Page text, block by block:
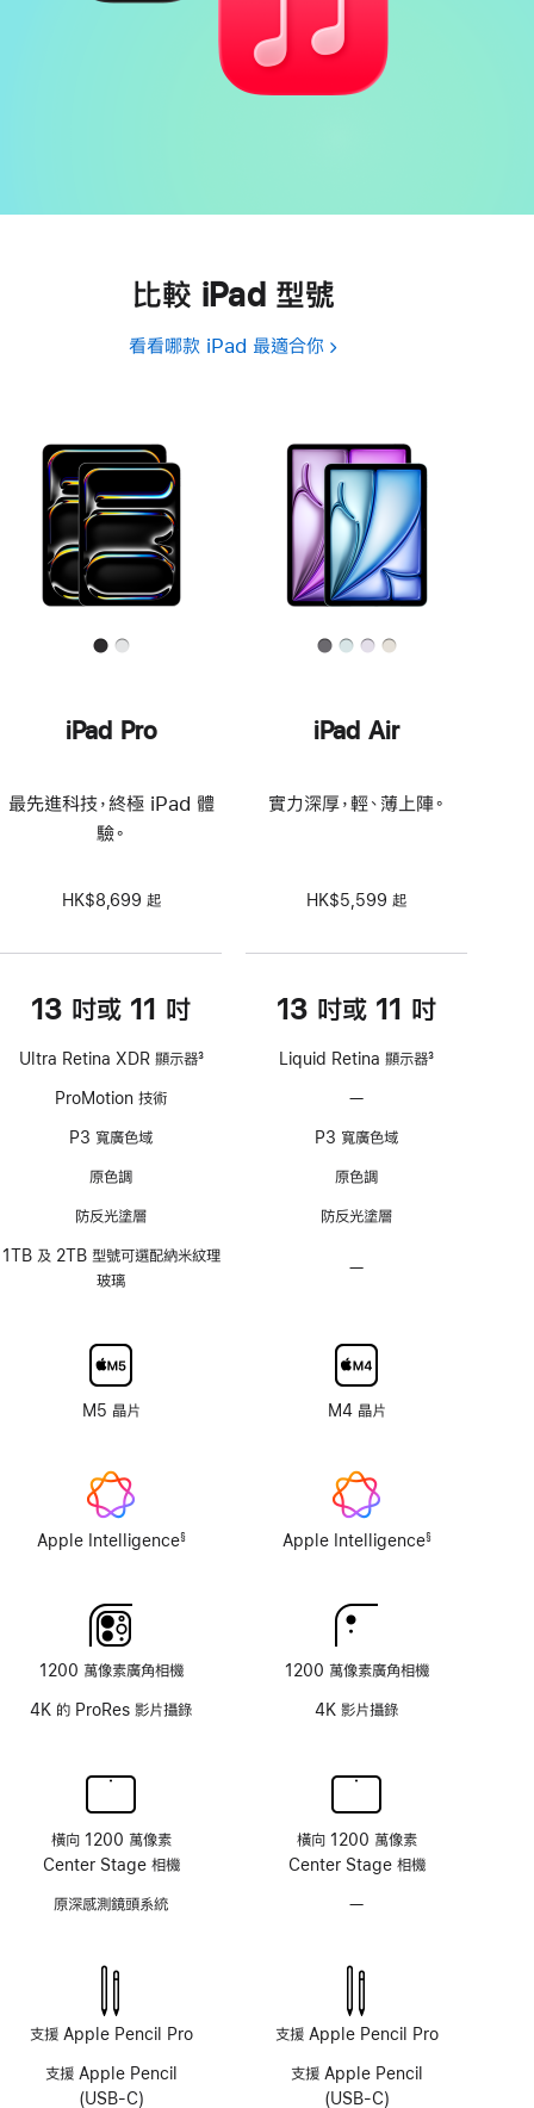
比較 iPad 型號
看看哪款 iPad 最適合你
iPad Pro
最先進科技，終極 iPad 體
驗。
HK$8,699 起
13 吋或 11 吋
Ultra Retina XDR 顯示器3
ProMotion 技術
P3 寬廣色域
原色調
防反光塗層
1TB 及 2TB 型號可選配納米紋理
玻璃
M5 晶片
Apple Intelligence§
1200 萬像素廣角相機
4K 的 ProRes 影片攝錄
橫向 1200 萬像素
Center Stage 相機
原深感測鏡頭系統
支援 Apple Pencil Pro
支援 Apple Pencil
(USB-C)
iPad Air
實力深厚，輕、薄上陣。
HK$5,599 起
13 吋或 11 吋
Liquid Retina 顯示器3
—
援
ProMotion
術
P3 寬廣色域
原色調
防反光塗層
—
米
紋
顯
玻
璃
選
M4 晶片
Apple Intelligence§
1200 萬像素廣角相機
4K 影片攝錄
橫向 1200 萬像素
Center Stage 相機
—
測
頭
系
支援 Apple Pencil Pro
支援 Apple Pencil
(USB-C)